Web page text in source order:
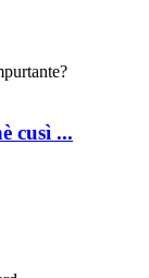
cusì ...